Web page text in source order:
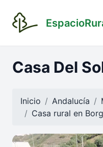
Casa Del
Inicio Andalucía
Casa rural en